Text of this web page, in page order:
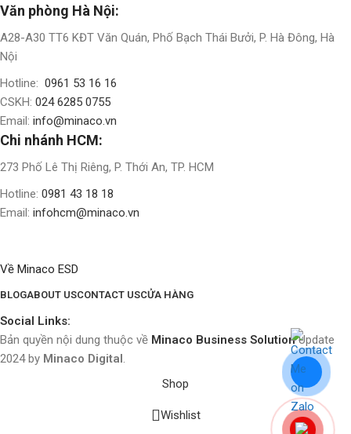
Văn phòng Hà Nội:
A28-A30 TT6 KĐT Văn Quán, Phố Bạch Thái Bưởi, P. Hà Đông, Hà
Nội
Hotline: 0961 53 16 16
CSKH: 024 6285 0755
Email: info@minaco.vn
Chi nhánh HCM:
273 Phố Lê Thị Riêng, P. Thới An, TP. HCM
Hotline: 0981 43 18 18
Email: infohcm@minaco.vn
Về Minaco ESD
BLOGABOUT USCONTACT USCỬA HÀNG
Social Links:
Bản quyền nội dung thuộc về Minaco Business SolutionUpdate
2024 by Minaco Digital .
Shop
Wishlist